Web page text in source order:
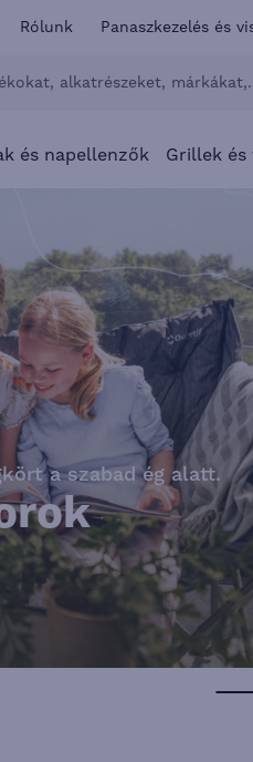
Rólunk Panaszkezelés és
és napellenzők Grillek
a szabad ég alatt.